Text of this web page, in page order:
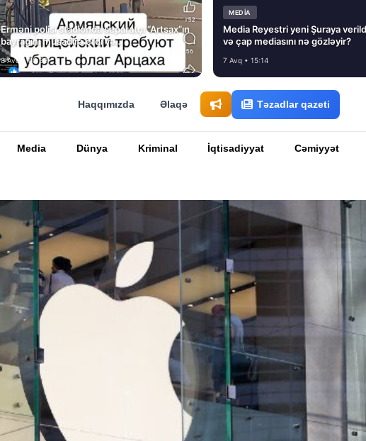
Erməni polisi stadionda separatçı “Artsax”ın
bayrağını müsadirə etdi və…
8 Avq • 08:39
MEDİA
Media Reyestri yeni Şuraya
və çap mediasını nə gözləyir?
7 Avq • 15:14
Haqqımızda Əlaqə Təzadlar qazeti
Media Dünya Kriminal İqtisadiyyat Cəmiyyət